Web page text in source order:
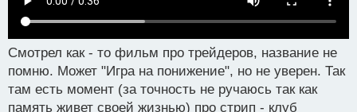
Смотрел как - то фильм про трейдеров, название не
помню. Может "Игра на понижение", но не уверен. Так
там есть момент (за точность не ручаюсь так как
память живет своей жизнью) про стрип - клуб